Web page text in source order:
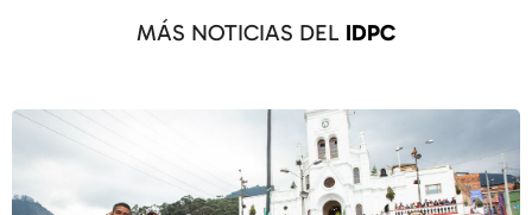
MÁS NOTICIAS DEL IDPC